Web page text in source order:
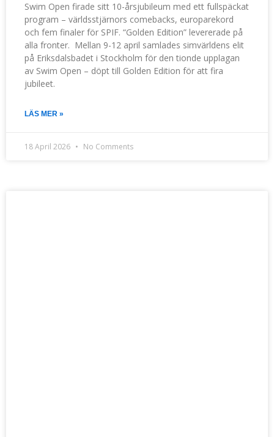
Swim Open firade sitt 10-årsjubileum med ett fullspäckat
program – världsstjärnors comebacks, europarekord
och fem finaler för SPIF. “Golden Edition” levererade på
alla fronter. Mellan 9-12 april samlades simvärldens elit
på Eriksdalsbadet i Stockholm för den tionde upplagan
av Swim Open – döpt till Golden Edition för att fira
jubileet.
LÄS MER »
18 April 2026 No Comments